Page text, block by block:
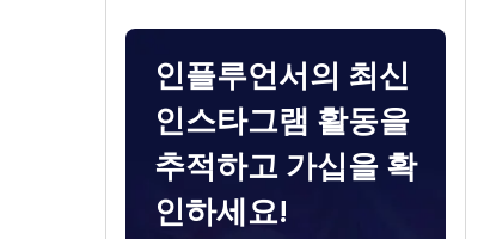
인플루언서의 최신
인스타그램 활동을
추적하고 가십을 확
인하세요!